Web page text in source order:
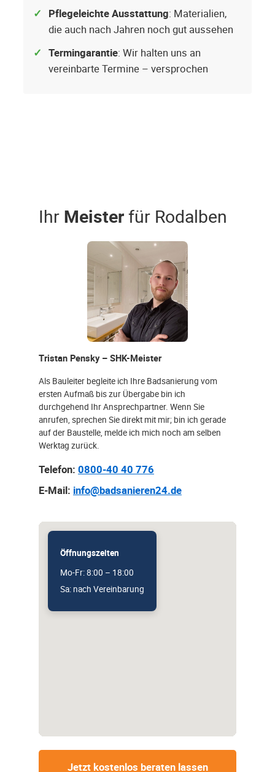
Pflegeleichte Ausstattung: Materialien,
die auch nach Jahren noch gut aussehen
Termingarantie: Wir halten uns an
vereinbarte Termine – versprochen
Ihr Meisterfür Rodalben
Tristan Pensky – SHK-Meister
Als Bauleiter begleite ich Ihre Badsanierung vom
ersten Aufmaß bis zur Übergabe bin ich
durchgehend Ihr Ansprechpartner. Wenn Sie
anrufen, sprechen Sie direkt mit mir; bin ich gerade
auf der Baustelle, melde ich mich noch am selben
Werktag zurück.
Telefon: 0800-40 40 776
E-Mail: info@badsanieren24.de
Öffnungszeiten
Mo-Fr: 8:00 – 18:00
Sa: nach Vereinbarung
Jetzt kostenlos beraten lassen